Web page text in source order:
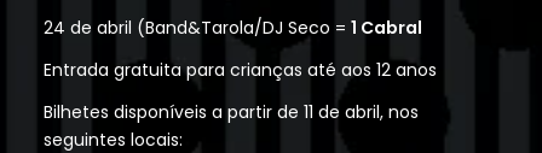
24 de abril (Band&Tarola/DJ Seco = 1 Cabral
Entrada gratuita para crianças até aos 12 anos
Bilhetes disponíveis a partir de 11 de abril, nos
seguintes locais: